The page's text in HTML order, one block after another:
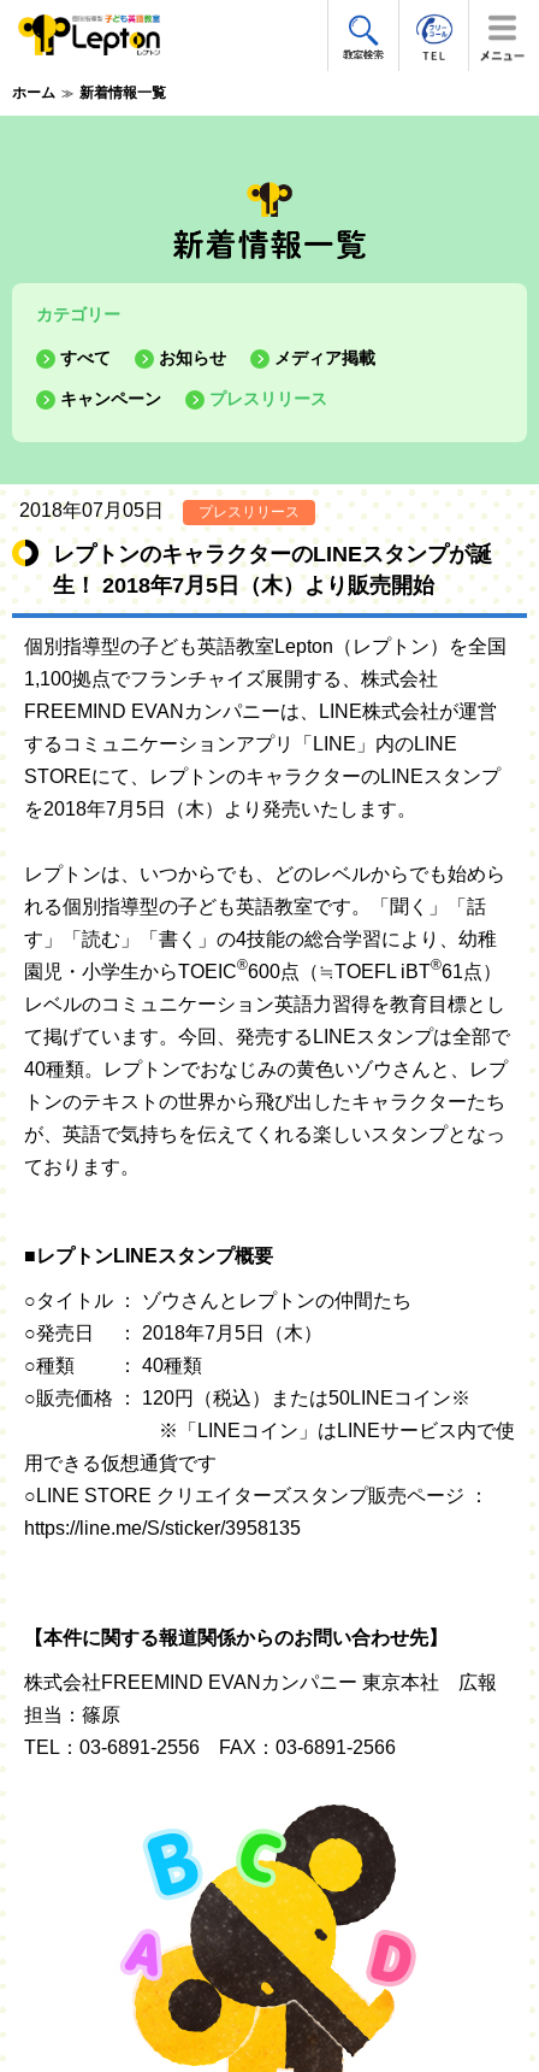
ホーム 新着情報一覧
カテゴリー
すべて お知らせ メディア掲載
キャンペーン プレスリリース
2018年07月05日 プレスリリース
レプトンのキャラクターのLINEスタンプが誕
生！ 2018年7月5日（木）より販売開始
個別指導型の子ども英語教室Lepton（レプトン）を全国
1,100拠点でフランチャイズ展開する、株式会社
FREEMIND EVANカンパニーは、LINE株式会社が運営
するコミュニケーションアプリ「LINE」内のLINE
STOREにて、レプトンのキャラクターのLINEスタンプ
を2018年7月5日（木）より発売いたします。
レプトンは、いつからでも、どのレベルからでも始めら
れる個別指導型の子ども英語教室です。「聞く」「話
す」「読む」「書く」の4技能の総合学習により、幼稚
園児・小学生からTOEIC®600点（≒TOEFL iBT®61点）
レベルのコミュニケーション英語力習得を教育目標とし
て掲げています。今回、発売するLINEスタンプは全部で
40種類。レプトンでおなじみの黄色いゾウさんと、レプ
トンのテキストの世界から飛び出したキャラクターたち
が、英語で気持ちを伝えてくれる楽しいスタンプとなっ
ております。
■レプトンLINEスタンプ概要
○タイトル ： ゾウさんとレプトンの仲間たち
○発売日 ： 2018年7月5日（木）
○種類 ： 40種類
○販売価格 ： 120円（税込）または50LINEコイン※
※「LINEコイン」はLINEサービス内で使
用できる仮想通貨です
○LINE STORE クリエイターズスタンプ販売ページ ：
https://line.me/S/sticker/3958135
【本件に関する報道関係からのお問い合わせ先】
株式会社FREEMIND EVANカンパニー 東京本社 広報
担当：篠原
TEL：03-6891-2556 FAX：03-6891-2566